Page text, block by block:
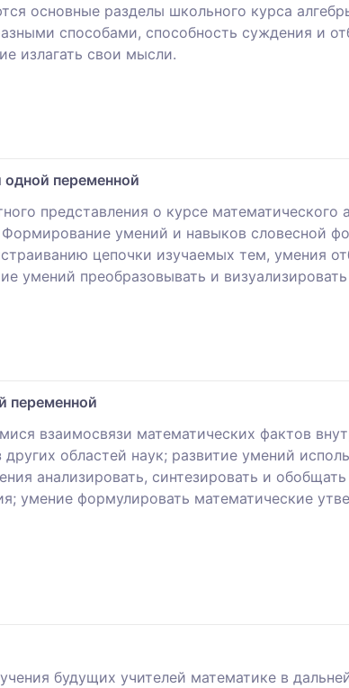
основные разделы школьного курса
способами, способность суждения и
излагать свои мысли.
переменной
представления о курсе
умений и навыков словесной
цепочки изучаемых тем, умения
умений преобразовывать и
переменной
взаимосвязи математических фактов
областей наук; развитие умений
анализировать, синтезировать и
умение формулировать математические
будущих учителей математике в